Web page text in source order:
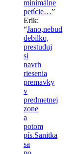
minimálne
petície…”
Erik:
“Jano,nebud
debilko,
prestuduj
si
navrh
riesenia
premavky
v
predmetnej
zone
a
potom
pís.Sanitka
sa